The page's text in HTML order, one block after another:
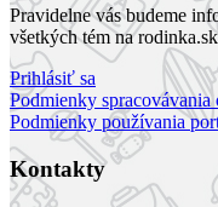
Pravidelne vás budeme
všetkých tém na rodinka.sk
Prihlásiť sa
Podmienky spracovávania
Podmienky používania
Kontakty